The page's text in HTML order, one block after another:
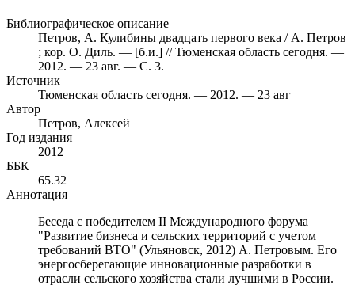
Библиографическое описание
Петров, А. Кулибины двадцать первого века / А. Петров
; кор. О. Диль. — [б.и.] // Тюменская область сегодня. —
2012. — 23 авг. — С. 3.
Источник
Тюменская область сегодня. — 2012. — 23 авг
Автор
Петров, Алексей
Год издания
2012
ББК
65.32
Аннотация
Беседа с победителем II Международного форума
"Развитие бизнеса и сельских территорий с учетом
требований ВТО" (Ульяновск, 2012) А. Петровым. Его
энергосберегающие инновационные разработки в
отрасли сельского хозяйства стали лучшими в России.